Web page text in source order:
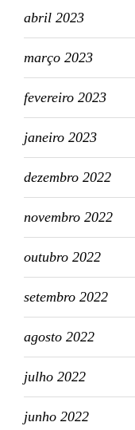
abril 2023
março 2023
fevereiro 2023
janeiro 2023
dezembro 2022
novembro 2022
outubro 2022
setembro 2022
agosto 2022
julho 2022
junho 2022